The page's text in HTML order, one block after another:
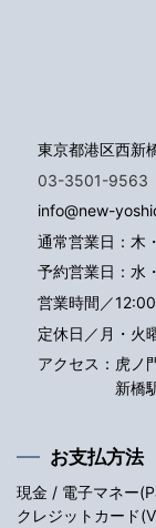
東京都港区西新
03-3501-9563
info@new-
通常営業日：木
予約営業日：水
営業時間／
定休日／月・火
アクセス： 虎ノ
新橋
お支払方法
現金 / 電子マネー
クレジットカード